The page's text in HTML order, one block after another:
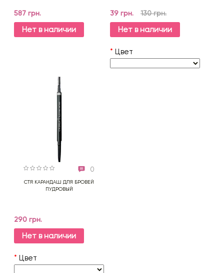
587 грн.
Нет в наличии
39 грн. 130 грн.
Нет в наличии
* Цвет
0
CTR КАРАНДАШ ДЛЯ БРОВЕЙ
ПУДРОВЫЙ
290 грн.
Нет в наличии
* Цвет